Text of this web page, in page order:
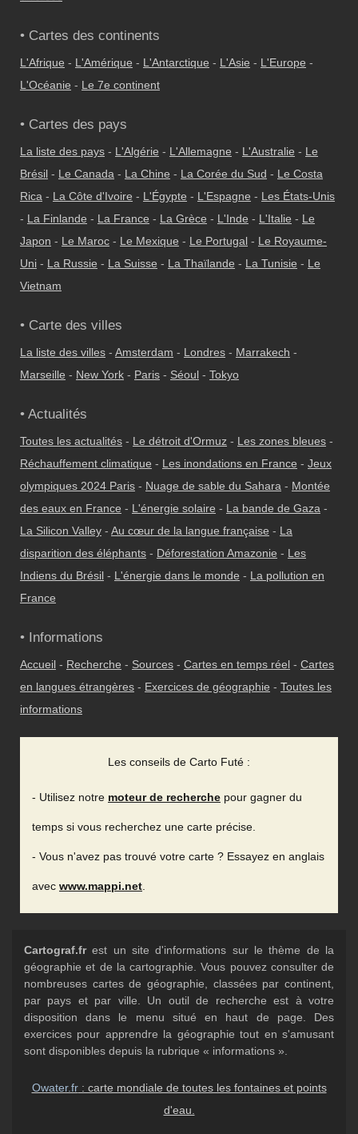
• Cartes des continents
L'Afrique - L'Amérique - L'Antarctique - L'Asie - L'Europe -
L'Océanie - Le 7e continent
• Cartes des pays
La liste des pays - L'Algérie - L'Allemagne - L'Australie - Le
Brésil - Le Canada - La Chine - La Corée du Sud - Le Costa
Rica - La Côte d'Ivoire - L'Égypte - L'Espagne - Les États-Unis
- La Finlande - La France - La Grèce - L'Inde - L'Italie - Le
Japon - Le Maroc - Le Mexique - Le Portugal - Le Royaume-
Uni - La Russie - La Suisse - La Thaïlande - La Tunisie - Le
Vietnam
• Carte des villes
La liste des villes - Amsterdam - Londres - Marrakech -
Marseille - New York - Paris - Séoul - Tokyo
• Actualités
Toutes les actualités - Le détroit d'Ormuz - Les zones bleues -
Réchauffement climatique - Les inondations en France - Jeux
olympiques 2024 Paris - Nuage de sable du Sahara - Montée
des eaux en France - L'énergie solaire - La bande de Gaza -
La Silicon Valley - Au cœur de la langue française - La
disparition des éléphants - Déforestation Amazonie - Les
Indiens du Brésil - L'énergie dans le monde - La pollution en
France
• Informations
Accueil - Recherche - Sources - Cartes en temps réel - Cartes
en langues étrangères - Exercices de géographie - Toutes les
informations
Les conseils de Carto Futé :
- Utilisez notre moteur de recherche pour gagner du
temps si vous recherchez une carte précise.
- Vous n'avez pas trouvé votre carte ? Essayez en anglais
avec www.mappi.net
Cartograf.frest un site d'informations sur le thème de la
géographie et de la cartographie. Vous pouvez consulter de
nombreuses cartes de géographie, classées par continent,
par pays et par ville. Un outil de recherche est à votre
disposition dans le menu situé en haut de page. Des
exercices pour apprendre la géographie tout en s'amusant
sont disponibles depuis la rubrique « informations ».
Owater.fr: carte mondiale de toutes les fontaines et points
d'eau.